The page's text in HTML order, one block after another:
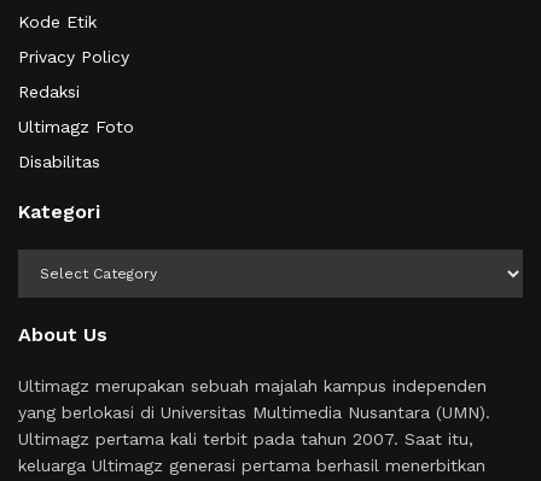
Kode Etik
Privacy Policy
Redaksi
Ultimagz Foto
Disabilitas
Kategori
About Us
Ultimagz merupakan sebuah majalah kampus independen
yang berlokasi di Universitas Multimedia Nusantara (UMN).
Ultimagz pertama kali terbit pada tahun 2007. Saat itu,
keluarga Ultimagz generasi pertama berhasil menerbitkan